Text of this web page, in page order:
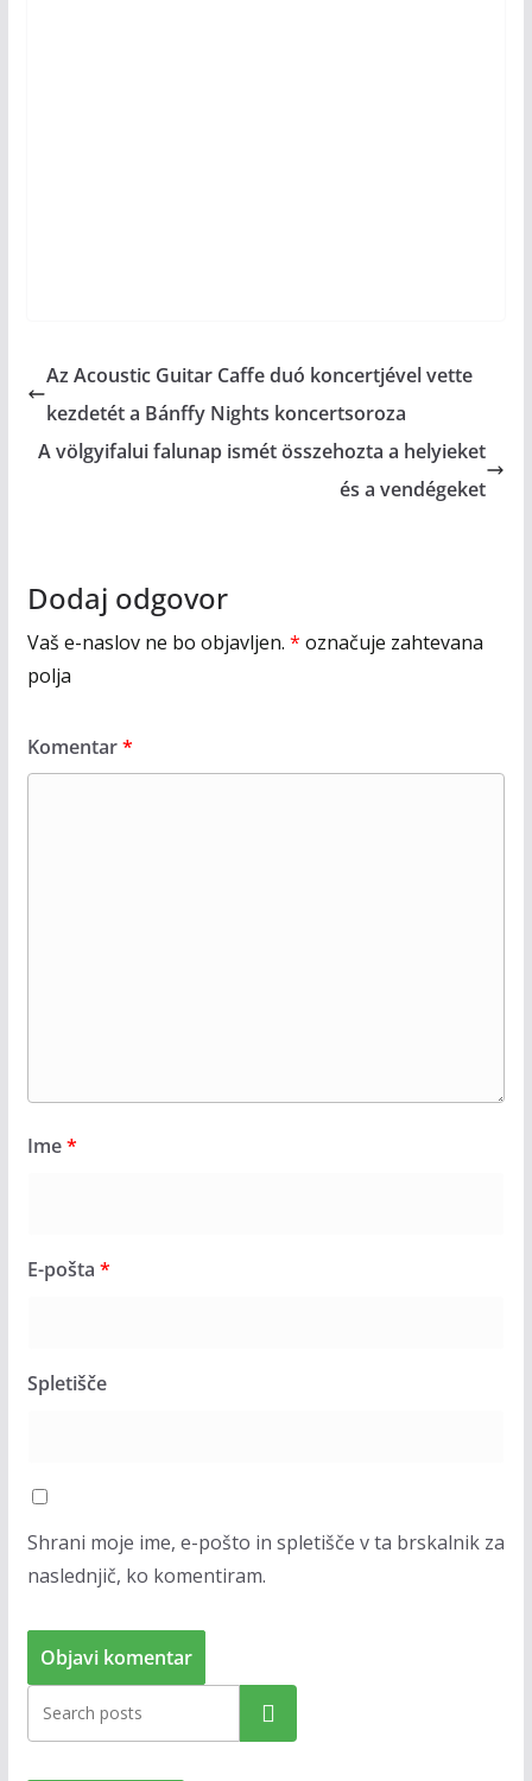
Az Acoustic Guitar Caffe duó koncertjével vette
kezdetét a Bánffy Nights koncertsoroza
A völgyifalui falunap ismét összehozta a helyieket
és a vendégeket
Dodaj odgovor
Vaš e-naslov ne bo objavljen. * označuje zahtevana
polja
Komentar*
Ime*
E-pošta *
Spletišče
Shrani moje ime, e-pošto in spletišče v ta brskalnik za
naslednjič, ko komentiram.